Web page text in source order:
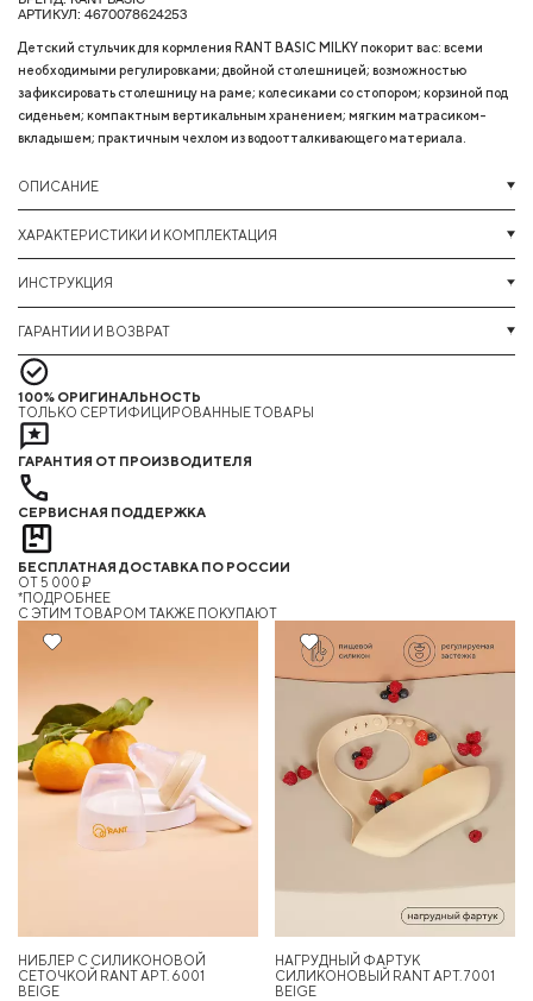
АРТИКУЛ: 4670078624253
Детский стульчик для кормления RANT BASIC MILKY покорит вас: всеми
необходимыми регулировками; двойной столешницей; возможностью
зафиксировать столешницу на раме; колесиками со стопором; корзиной под
сиденьем; компактным вертикальным хранением; мягким матрасиком-
вкладышем; практичным чехлом из водоотталкивающего материала.
ОПИСАНИЕ
ХАРАКТЕРИСТИКИ И КОМПЛЕКТАЦИЯ
ИНСТРУКЦИЯ
ГАРАНТИИ И ВОЗВРАТ
100% ОРИГИНАЛЬНОСТЬ
ТОЛЬКО СЕРТИФИЦИРОВАННЫЕ ТОВАРЫ
ГАРАНТИЯ ОТ ПРОИЗВОДИТЕЛЯ
СЕРВИСНАЯ ПОДДЕРЖКА
БЕСПЛАТНАЯ ДОСТАВКА ПО РОССИИ
ОТ 5 000 ₽
*ПОДРОБНЕЕ
C ЭТИМ ТОВАРОМ ТАКЖЕ ПОКУПАЮТ
9%
НИБЛЕР С СИЛИКОНОВОЙ
СЕТОЧКОЙ RANT АРТ. 6001
BEIGE
9%
НАГРУДНЫЙ ФАРТУК
СИЛИКОНОВЫЙ RANT АРТ. 7001
BEIGE